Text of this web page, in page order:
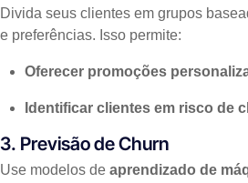
Divida seus clientes em grupos
e preferências. Isso permite:
Oferecer promoções
Identificar clientes em risco de
3. Previsão de Churn
Use modelos de aprendizado de